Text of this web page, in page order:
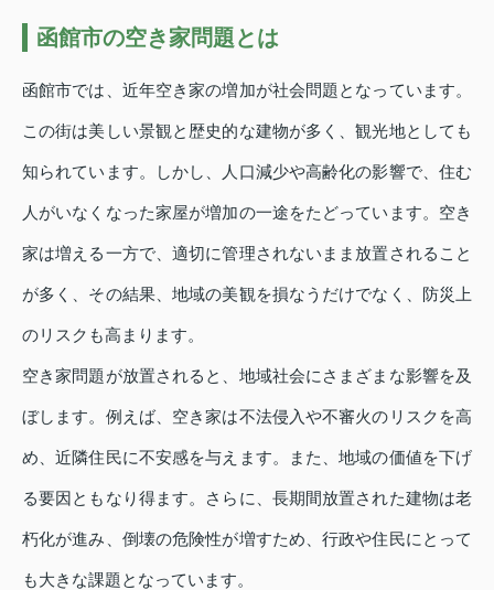
函館市の空き家問題とは
函館市では、近年空き家の増加が社会問題となっています。
この街は美しい景観と歴史的な建物が多く、観光地としても
知られています。しかし、人口減少や高齢化の影響で、住む
人がいなくなった家屋が増加の一途をたどっています。空き
家は増える一方で、適切に管理されないまま放置されること
が多く、その結果、地域の美観を損なうだけでなく、防災上
のリスクも高まります。
空き家問題が放置されると、地域社会にさまざまな影響を及
ぼします。例えば、空き家は不法侵入や不審火のリスクを高
め、近隣住民に不安感を与えます。また、地域の価値を下げ
る要因ともなり得ます。さらに、長期間放置された建物は老
朽化が進み、倒壊の危険性が増すため、行政や住民にとって
も大きな課題となっています。